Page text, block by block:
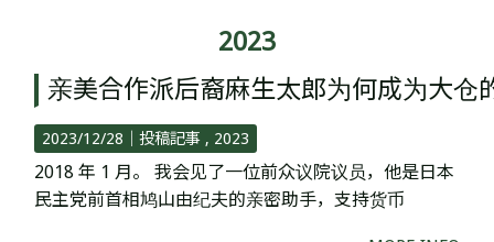
2023
亲美合作派后裔麻生太郎为何成为大仓
2023/12/28｜投稿記事 2023
2018 年 1 月。 我会见了一位前众议院议员，他是日本
民主党前首相鸠山由纪夫的亲密助手，支持货币